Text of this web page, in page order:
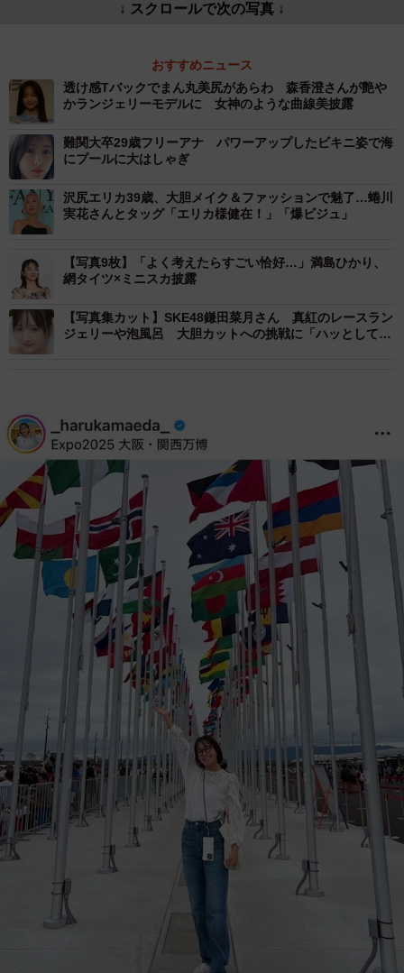
↓ スクロールで次の写真 ↓
おすすめニュース
透け感Tバックでまん丸美尻があらわ 森香澄さんが艶や
かランジェリーモデルに 女神のような曲線美披露
難関大卒29歳フリーアナ パワーアップしたビキニ姿で海
にプールに大はしゃぎ
沢尻エリカ39歳、大胆メイク＆ファッションで魅了…蜷川
実花さんとタッグ「エリカ様健在！」「爆ビジュ」
【写真9枚】「よく考えたらすごい恰好…」満島ひかり、
網タイツ×ミニスカ披露
【写真集カット】SKE48鎌田菜月さん 真紅のレースラン
ジェリーや泡風呂 大胆カットへの挑戦に「ハッとしても